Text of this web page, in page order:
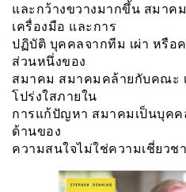
และกว้างขวางมากขึ้น สมาค
เครื่องมือ และการ
ปฏิบัติ บุคคลจากทีม เผ่า หรือ
ส่วนหนึ่งของ
สมาคม สมาคมคล้ายกับคณะ
โปร่งใสภายใน
การแก้ปัญหา สมาคมเป็นบุค
ด้านของ
ความสนใจไม่ใช่ความเชี่ยวช